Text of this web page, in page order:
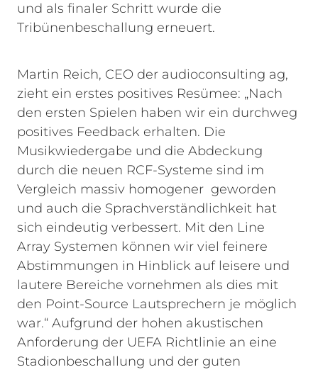
und als finaler Schritt wurde die
Tribünenbeschallung erneuert.
Martin Reich, CEO der audioconsulting ag,
zieht ein erstes positives Resümee: „Nach
den ersten Spielen haben wir ein durchweg
positives Feedback erhalten. Die
Musikwiedergabe und die Abdeckung
durch die neuen RCF-Systeme sind im
Vergleich massiv homogener geworden
und auch die Sprachverständlichkeit hat
sich eindeutig verbessert. Mit den Line
Array Systemen können wir viel feinere
Abstimmungen in Hinblick auf leisere und
lautere Bereiche vornehmen als dies mit
den Point-Source Lautsprechern je möglich
war.“ Aufgrund der hohen akustischen
Anforderung der UEFA Richtlinie an eine
Stadionbeschallung und der guten